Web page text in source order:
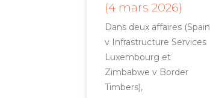
(4 mars 2026)
Dans deux affaires (Spain
v Infrastructure Services
Luxembourg et
Zimbabwe v Border
Timbers),